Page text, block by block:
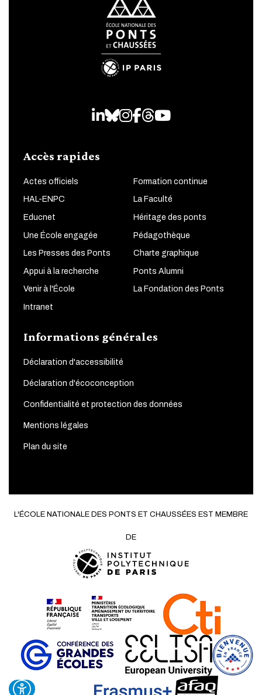
LinkedIn
Bluesky
Instagram
Facebook
Threads
Youtube
Accès rapides
Actes officiels Formation continue
HAL-ENPC La Faculté
Educnet Héritage des ponts
Une École engagée Pédagothèque
Les Presses des Ponts Charte graphique
Appui à la recherche Ponts Alumni
Venir à l'École La Fondation des Ponts
Intranet
Informations générales
Déclaration d'accessibilité
Déclaration d'écoconception
Confidentialité et protection des données
Mentions légales
Plan du site
L'ÉCOLE NATIONALE DES PONTS ET CHAUSSÉES EST MEMBRE
DE